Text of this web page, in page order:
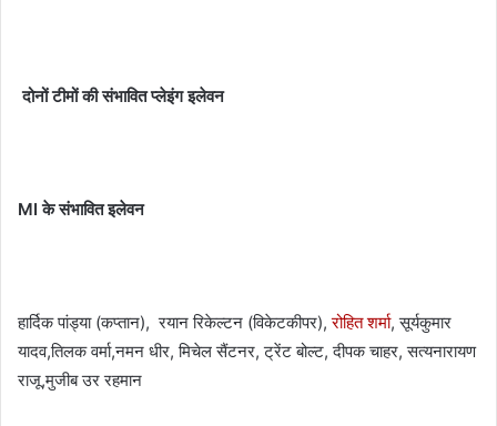
दोनों टीमों की संभावित प्लेइंग इलेवन
MI के संभावित इलेवन
हार्दिक पांड्या (कप्तान), रयान रिकेल्टन (विकेटकीपर),रोहित शर्मा, सूर्यकुमार
यादव,तिलक वर्मा,नमन धीर, मिचेल सैंटनर, ट्रेंट बोल्ट, दीपक चाहर, सत्यनारायण
राजू,मुजीब उर रहमान